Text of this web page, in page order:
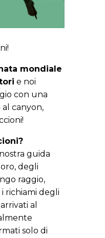
mondiale
e noi
con una
canyon,
guida
degli
raggio,
richiami degli
al
solo di